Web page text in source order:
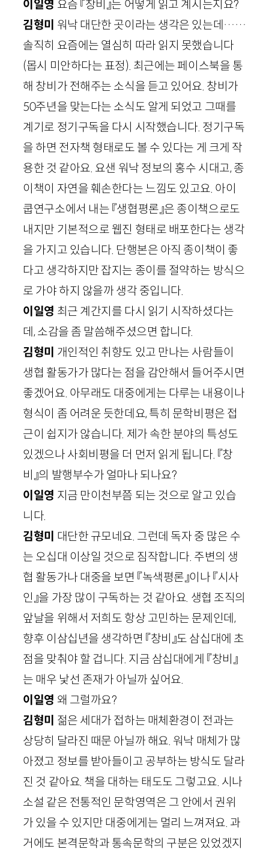
이일영 요즘 『창비』는 어떻게 읽고 계시는지요?
김형미 워낙 대단한 곳이라는 생각은 있는데……
솔직히 요즘에는 열심히 따라 읽지 못했습니다
(몹시 미안하다는 표정) . 최근에는 페이스북을 통
해 창비가 전해주는 소식을 듣고 있어요. 창비가
50주년을 맞는다는 소식도 알게 되었고 그때를
계기로 정기구독을 다시 시작했습니다. 정기구독
을 하면 전자책 형태로도 볼 수 있다는 게 크게 작
용한 것 같아요. 요샌 워낙 정보의 홍수 시대고, 종
이책이 자연을 훼손한다는 느낌도 있고요. 아이
쿱연구소에서 내는 『생협평론』은 종이책으로도
내지만 기본적으로 웹진 형태로 배포한다는 생각
을 가지고 있습니다. 단행본은 아직 종이책이 좋
다고 생각하지만 잡지는 종이를 절약하는 방식으
로 가야 하지 않을까 생각 중입니다.
이일영 최근 계간지를 다시 읽기 시작하셨다는
데, 소감을 좀 말씀해주셨으면 합니다.
김형미 개인적인 취향도 있고 만나는 사람들이
생협 활동가가 많다는 점을 감안해서 들어주시면
좋겠어요. 아무래도 대중에게는 다루는 내용이나
형식이 좀 어려운 듯한데요, 특히 문학비평은 접
근이 쉽지가 않습니다. 제가 속한 분야의 특성도
있겠으나 사회비평을 더 먼저 읽게 됩니다. 『창
비』의 발행부수가 얼마나 되나요?
이일영 지금 만이천부쯤 되는 것으로 알고 있습
니다.
김형미 대단한 규모네요. 그런데 독자 중 많은 수
는 오십대 이상일 것으로 짐작합니다. 주변의 생
협 활동가나 대중을 보면 『녹색평론』이나 『시사
인』을 가장 많이 구독하는 것 같아요. 생협 조직의
앞날을 위해서 저희도 항상 고민하는 문제인데,
향후 이삼십년을 생각하면 『창비』도 삼십대에 초
점을 맞춰야 할 겁니다. 지금 삼십대에게 『창비』
는 매우 낯선 존재가 아닐까 싶어요.
이일영 왜 그럴까요?
김형미 젊은 세대가 접하는 매체환경이 전과는
상당히 달라진 때문 아닐까 해요. 워낙 매체가 많
아졌고 정보를 받아들이고 공부하는 방식도 달라
진 것 같아요. 책을 대하는 태도도 그렇고요. 시나
소설 같은 전통적인 문학영역은 그 안에서 권위
가 있을 수 있지만 대중에게는 멀리 느껴져요. 과
거에도 본격문학과 통속문학의 구분은 있었겠지